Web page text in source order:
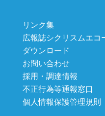
リンク集
広報誌シクリスムエコ
ダウンロード
お問い合わせ
採用・調達情報
不正行為等通報窓口
個人情報保護管理規則